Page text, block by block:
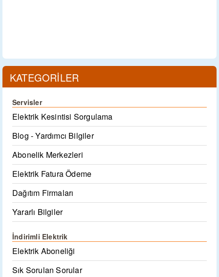
KATEGORİLER
Servisler
Elektrik Kesintisi Sorgulama
Blog - Yardımcı Bilgiler
Abonelik Merkezleri
Elektrik Fatura Ödeme
Dağıtım Firmaları
Yararlı Bilgiler
İndirimli Elektrik
Elektrik Aboneliği
Sık Sorulan Sorular